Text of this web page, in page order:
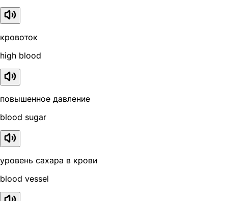
кровоток
high blood
повышенное давление
blood sugar
уровень сахара в крови
blood vessel